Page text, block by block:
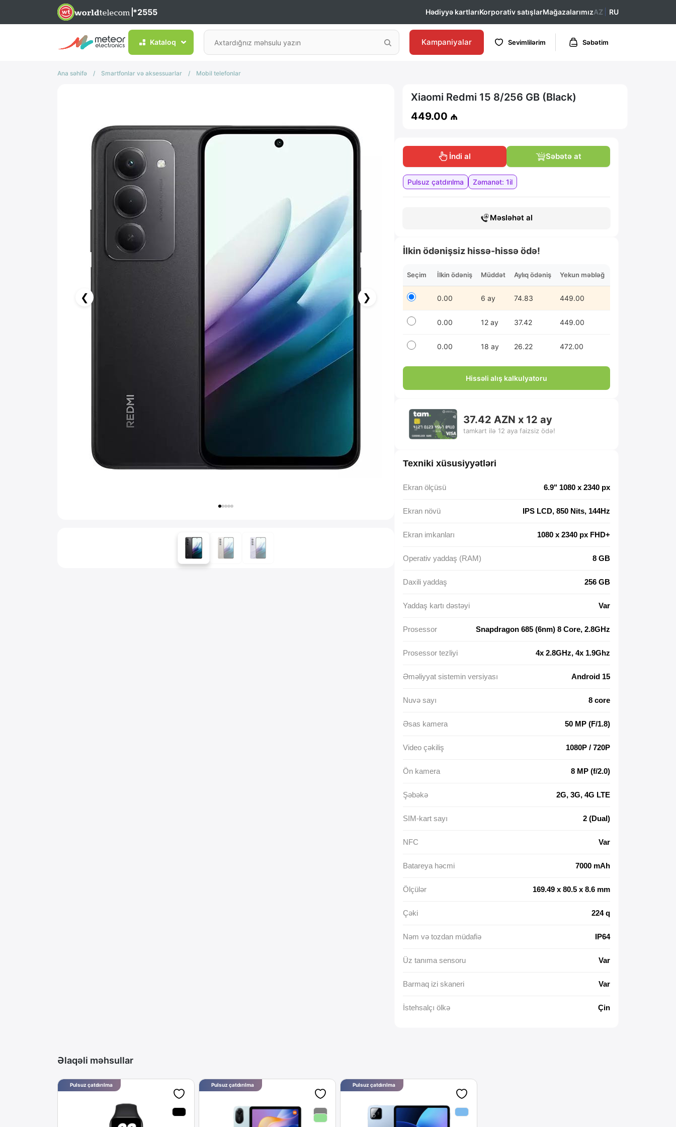
*2555 Hədiyyə kartlarıKorporativ satışlarMağazalarımızAZ RU
Kataloq Kampaniyalar Sevimlilərim Səbətim
Ana səhifə / Smartfonlar və aksessuarlar / Mobil telefonlar
❮ ❯
Xiaomi Redmi 15 8/256 GB (Black)
449.00 ₼
️ İndi al Səbətə at
Pulsuz çatdırılma Zəmanət: 1il
Məsləhət al
İlkin ödənişsiz hissə-hissə ödə!
Seçim İlkin ödəniş Müddət Aylıq ödəniş Yekun məbləğ
0.00 6 ay 74.83 449.00
0.00 12 ay 37.42 449.00
0.00 18 ay 26.22 472.00
Hissəli alış kalkulyatoru
37.42 AZN x 12 ay
tamkart ilə 12 aya faizsiz ödə!
Texniki xüsusiyyətləri
Ekran ölçüsü 6.9" 1080 x 2340 px
Ekran növü IPS LCD, 850 Nits, 144Hz
Ekran imkanları 1080 x 2340 px FHD+
Operativ yaddaş (RAM) 8 GB
Daxili yaddaş 256 GB
Yaddaş kartı dəstəyi Var
Prosessor Snapdragon 685 (6nm) 8 Core, 2.8GHz
Prosessor tezliyi 4x 2.8GHz, 4x 1.9Ghz
Əməliyyat sistemin versiyası Android 15
Nuvə sayı 8 core
Əsas kamera 50 MP (F/1.8)
Video çəkiliş 1080P / 720P
Ön kamera 8 MP (f/2.0)
Şəbəkə 2G, 3G, 4G LTE
SIM-kart sayı 2 (Dual)
NFC Var
Batareya həcmi 7000 mAh
Ölçülər 169.49 x 80.5 x 8.6 mm
Çəki 224 q
Nəm və tozdan müdafiə IP64
Üz tanıma sensoru Var
Barmaq izi skaneri Var
İstehsalçı ölkə Çin
Əlaqəli məhsullar
Pulsuz çatdırılma Pulsuz çatdırılma Pulsuz çatdırılma